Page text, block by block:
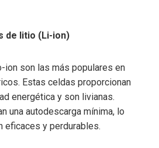
de litio (Li-ion)
ion son las más populares en
Estas celdas proporcionan
energética y son livianas.
una autodescarga mínima, lo
eficaces y perdurables.